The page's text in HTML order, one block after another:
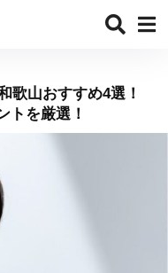
歌山おすすめ4選！
トを厳選！